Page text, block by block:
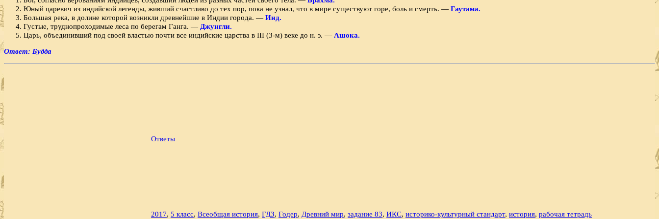
Юный царевич из индийской легенды, живший счастливо до тех пор, пока не узнал, что в мире существуют горе, боль и смерть. — Гаутама.
Большая река, в долине которой возникли древнейшие в Индии города. — Инд.
Густые, труднопроходи­мые леса по берегам Ганга. — Джунгли.
Царь, объединивший под своей властью почти все индийские царства в III (3-м) ве­ке до н. э. — Ашока.
Ответ: Будда
Ответы
2017, 5 класс, Всеобщая история, ГДЗ, Годер, Древний мир, задание 83, ИКС, историко-культурный стандарт, история, рабочая тетрадь